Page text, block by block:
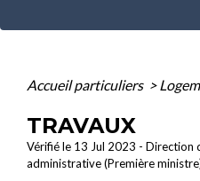
Accueil particuliers >
TRAVAUX
Vérifié le 13 Jul 2023 - Direction
administrative (Première